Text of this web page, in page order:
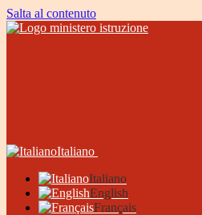
Salta al contenuto
Italiano
Italiano
English
Français